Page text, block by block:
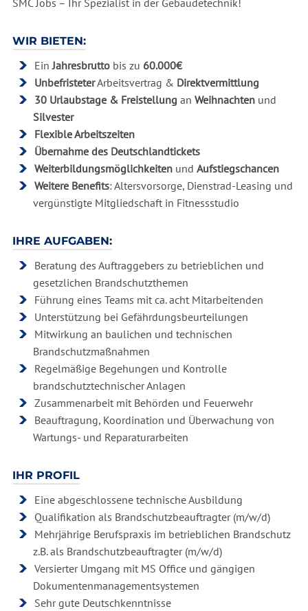
SMC Jobs – Ihr Spezialist in der Gebäudetechnik!
WIR BIETEN:
EinJahresbrutto bis zu 60.000€
UnbefristeterArbeitsvertrag & Direktvermittlung
30 Urlaubstage & Freistellung an Weihnachtenund
Silvester
Flexible Arbeitszeiten
Übernahme des Deutschlandtickets
Weiterbildungsmöglichkeitenund Aufstiegschancen
Weitere Benefits: Altersvorsorge, Dienstrad-Leasing und
vergünstigte Mitgliedschaft in Fitnessstudio
IHRE AUFGABEN:
Beratung des Auftraggebers zu betrieblichen und
gesetzlichen Brandschutzthemen
Führung eines Teams mit ca. acht Mitarbeitenden
Unterstützung bei Gefährdungsbeurteilungen
Mitwirkung an baulichen und technischen
Brandschutzmaßnahmen
Regelmäßige Begehungen und Kontrolle
brandschutztechnischer Anlagen
Zusammenarbeit mit Behörden und Feuerwehr
Beauftragung, Koordination und Überwachung von
Wartungs- und Reparaturarbeiten
IHR PROFIL
Eine abgeschlossene technische Ausbildung
Qualifikation als Brandschutzbeauftragter (m/w/d)
Mehrjährige Berufspraxis im betrieblichen Brandschutz
z.B. als Brandschutzbeauftragter (m/w/d)
Versierter Umgang mit MS Office und gängigen
Dokumentenmanagementsystemen
Sehr gute Deutschkenntnisse